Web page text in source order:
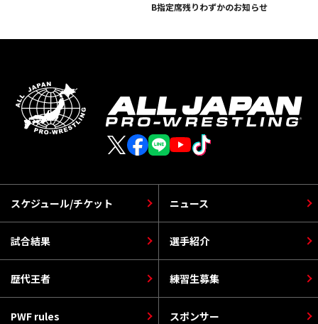
B指定席残りわずかのお知らせ
スケジュール/チケット
選手紹介
PWF rules
ニュース
歴代王者
スポンサー
試合結果
練習生募集